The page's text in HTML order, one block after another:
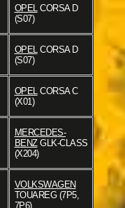
OPELCORSA D
(S07)
OPELCORSA D
(S07)
OPELCORSA C
(X01)
MERCEDES-
BENZGLK-CLASS
(X204)
VOLKSWAGEN
TOUAREG (7P5,
7P6)